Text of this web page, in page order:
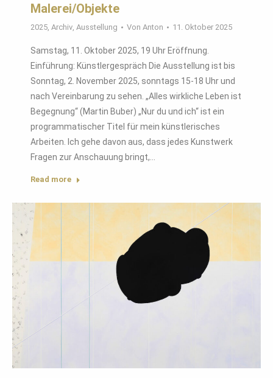
Malerei/Objekte
2025, Archiv, Ausstellung Von Anton 11. Oktober 2025
Samstag, 11. Oktober 2025, 19 Uhr Eröffnung.
Einführung: Künstlergespräch Die Ausstellung ist bis
Sonntag, 2. November 2025, sonntags 15-18 Uhr und
nach Vereinbarung zu sehen. „Alles wirkliche Leben ist
Begegnung“ (Martin Buber) „Nur du und ich“ ist ein
programmatischer Titel für mein künstlerisches
Arbeiten. Ich gehe davon aus, dass jedes Kunstwerk
Fragen zur Anschauung bringt,…
Read more